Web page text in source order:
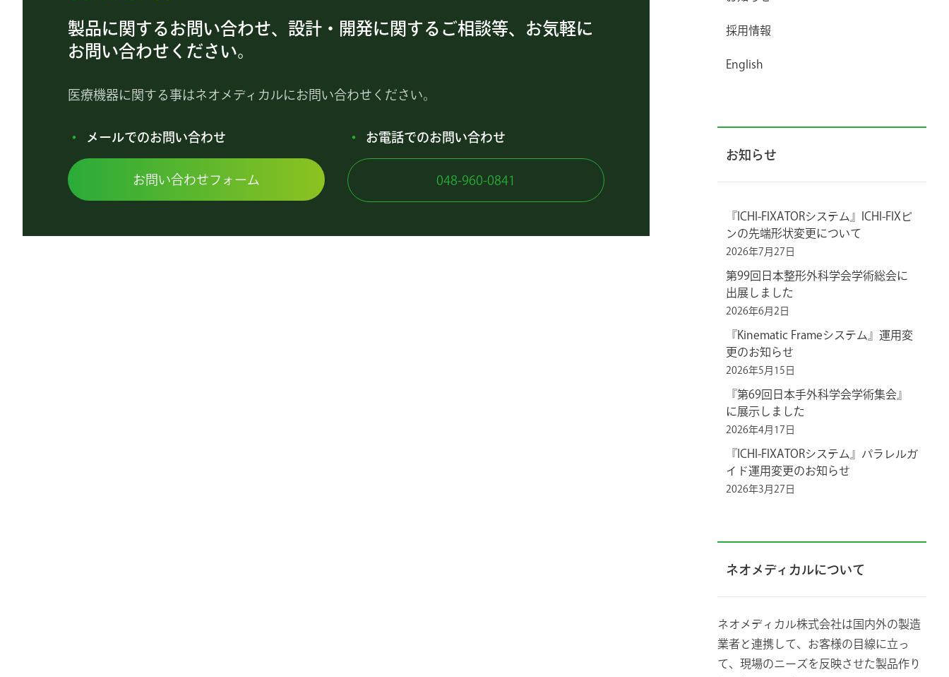
製品に関するお問い合わせ、設計・開発に関するご相談等、お気軽に
お問い合わせください。
医療機器に関する事はネオメディカルにお問い合わせください。
メールでのお問い合わせ
お問い合わせフォーム
お電話でのお問い合わせ
048-960-0841
採用情報
English
お知らせ
『ICHI-FIXATORシステム』ICHI-FIXピ
ンの先端形状変更について
2026年7月27日
第99回日本整形外科学会学術総会に
出展しました
2026年6月2日
『Kinematic Frameシステム』運用変
更のお知らせ
2026年5月15日
『第69回日本手外科学会学術集会』
に展示しました
2026年4月17日
『ICHI-FIXATORシステム』パラレルガ
イド運用変更のお知らせ
2026年3月27日
ネオメディカルについて
ネオメディカル株式会社は国内外の製造
業者と連携して、お客様の目線に立っ
て、現場のニーズを反映させた製品作り